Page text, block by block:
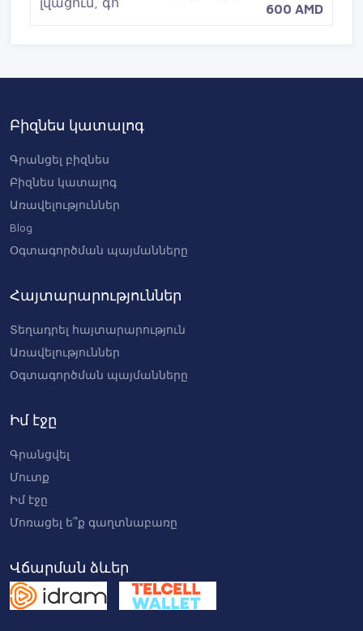
600 AMD
Բիզնես կատալոգ
Գրանցել բիզնես
Բիզնես կատալոգ
Առավելություններ
Blog
Օգտագործման պայմանները
Հայտարարություններ
Տեղադրել հայտարարություն
Առավելություններ
Օգտագործման պայմանները
Իմ էջը
Գրանցվել
Մուտք
Իմ էջը
Մոռացել ե՞ք գաղտնաբառը
Վճարման ձևեր